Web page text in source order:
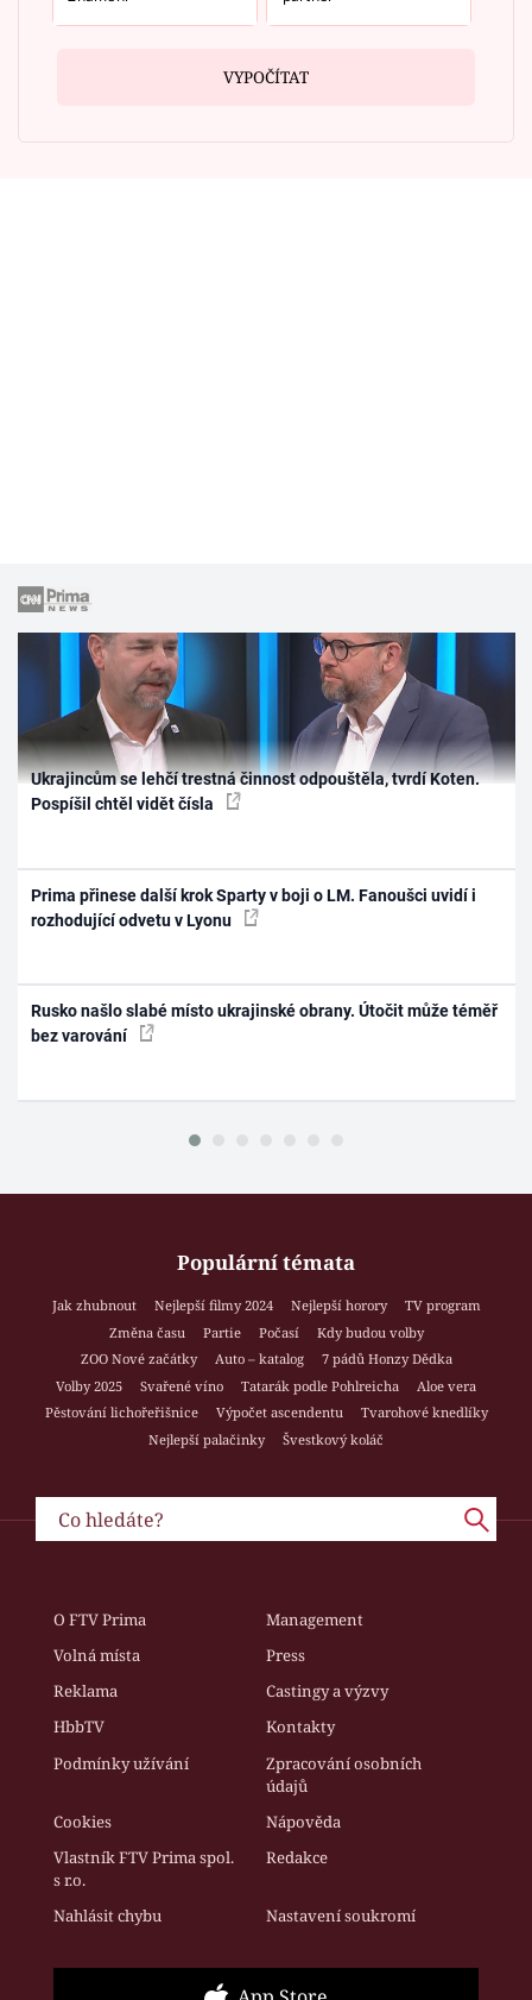
VYPOČÍTAT
Ukrajincům se lehčí trestná činnost odpouštěla, tvrdí Koten.
Pospíšil chtěl vidět čísla
Prima přinese další krok Sparty v boji o LM. Fanoušci uvidí i
rozhodující odvetu v Lyonu
Rusko našlo slabé místo ukrajinské obrany. Útočit může téměř
bez varování
Populární témata
Jak zhubnout Nejlepší filmy 2024 Nejlepší horory
TV program
Změna času
Partie Počasí
Kdy budou volby
ZOO Nové začátky
Auto – katalog
7 pádů Honzy Dědka
Volby 2025
Svařené víno Tatarák podle Pohlreicha
Aloe vera
Pěstování lichořeřišnice
Výpočet ascendentu
Tvarohové knedlíky
Nejlepší palačinky
Švestkový koláč
O FTV Prima
Management
Volná místa
Press
Reklama
Castingy a výzvy
HbbTV
Kontakty
Podmínky užívání
Zpracování osobních
údajů
Cookies
Nápověda
Vlastník FTV Prima spol.
s r.o.
Redakce
Nahlásit chybu Nastavení soukromí